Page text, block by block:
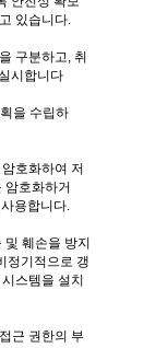
있습니다.
구분하고, 취
시합니다
을 수립하
호화하여 저
암호화하거
용합니다.
훼손을 방지
정기적으로 갱
스템을 설치
근 권한의 부